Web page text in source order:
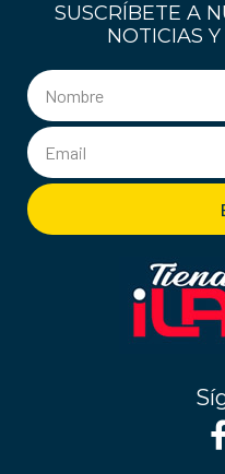
SUSCRÍBETE A
NOTICIAS